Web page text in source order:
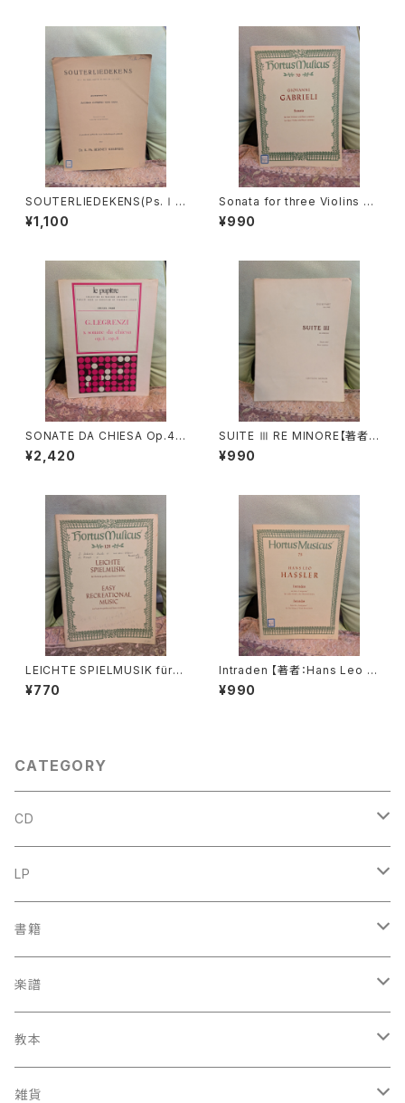
SOUTERLIEDEKENS(Ps.Ⅰ,
Ⅻ,XXXⅠ,XXXⅧ,XL,XLⅡ,L
Ⅲ,LXV)【著者：JACOBUS CL
¥1,100
Sonata for three Violins an
d Basso continuo【著者：GA
BRIELI】出版社：BÄRENREITE
¥990
SONATE DA CHIESA Op.4 -
Op.8【著者：G.LEGRENZI】出
版社：HEUGEL& Cie 1968年
¥2,420
SUITE Ⅲ RE MINORE【著者：
DIEUPART】出版社：EDITION
MOECK 1966年
¥990
LEICHTE SPIELMUSIK für V
iola da gamba Basso conti
nuo【著者：Schenk, Marais】
¥770
Intraden 【著者：Hans Leo H
assler】出版社：BÄRENREITE
R KASSEL 1951年
¥990
CATEGORY
CD
古楽
中古CD
鍋島元子関連CD
古楽以外
中古CD
LP
古楽
中古LP
鍋島元子関連LP
古楽以外
中古LP
書籍
古楽関係
中古本
新古本
古楽以外
中古本
中古本
楽譜
古楽関係
スコア
古楽以外
教本
古楽関係
雑貨